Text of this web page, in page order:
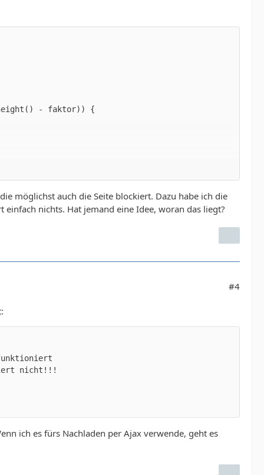
möglichst auch die Seite blockiert. Dazu habe ich die
nichts. Hat jemand eine Idee, woran das liegt?
#4
ich es fürs Nachladen per Ajax verwende, geht es